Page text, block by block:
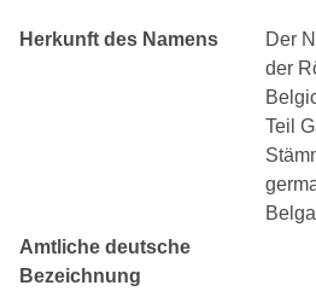
Herkunft des Namens
Der
der
Teil
Amtliche deutsche
Bezeichnung